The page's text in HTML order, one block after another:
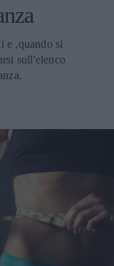
e ,quando si
sull'elenco